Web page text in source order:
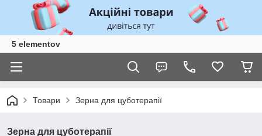
5 elementov
Товари Зерна для цуботерапії
Зерна для цуботерапії